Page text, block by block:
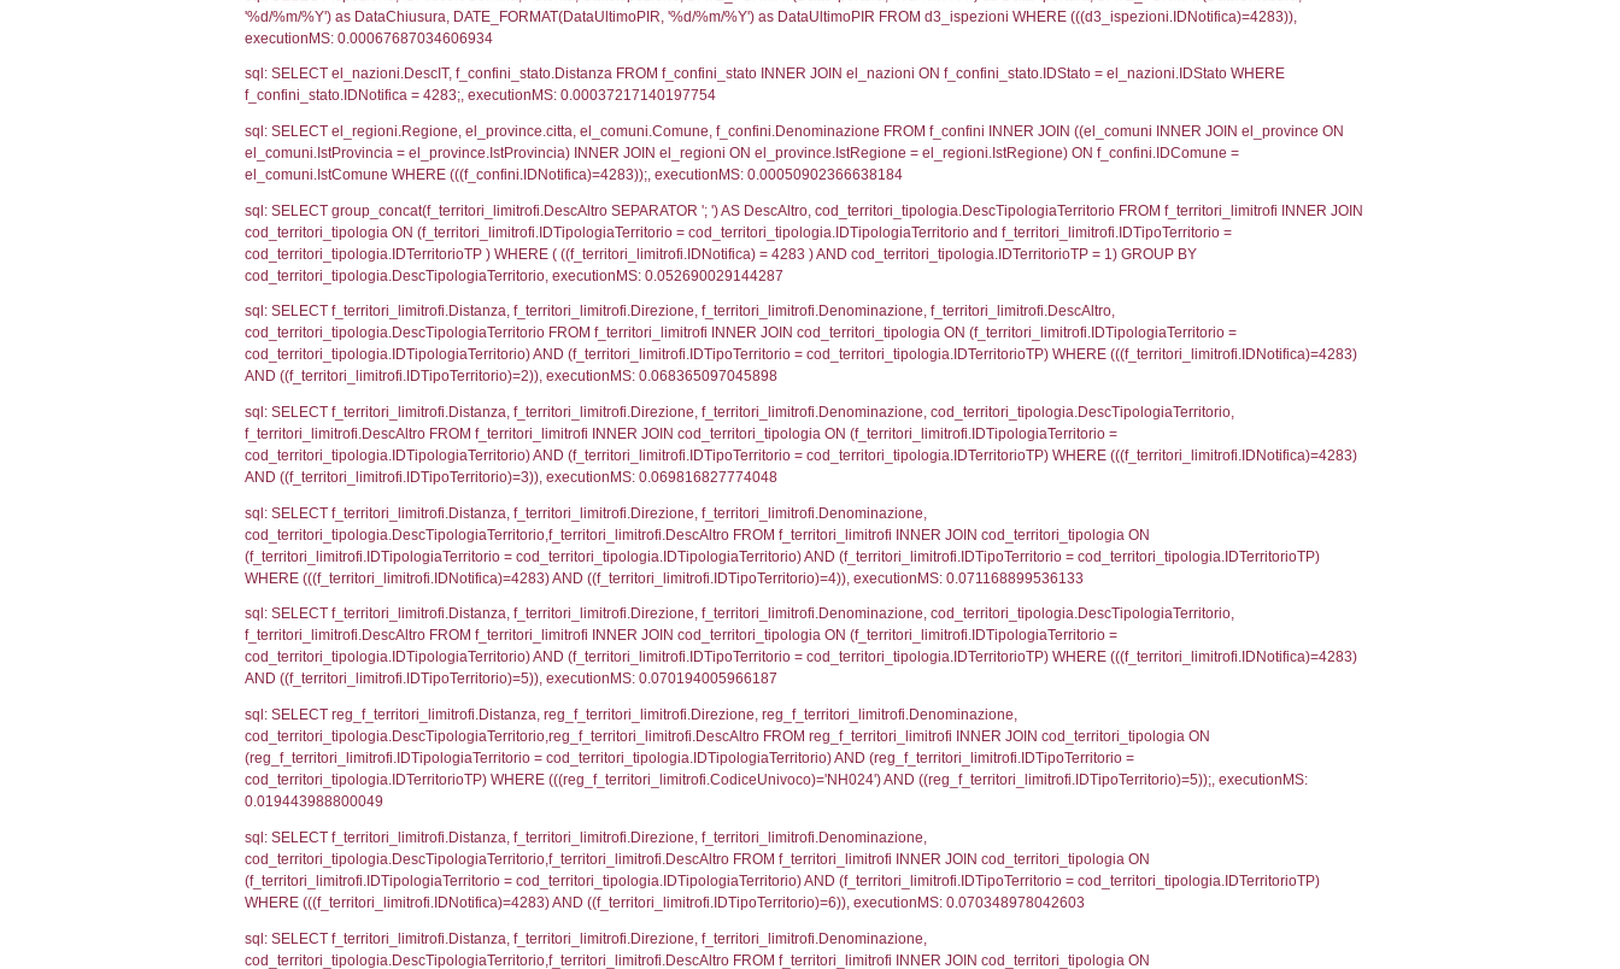
sql: SELECT `tablename`, `userlevelid`, `permission` FROM `userlevelpermissions` WHERE `userlevelid` IN (-2),
sql: SELECT a1.RagioneSociale, el_com.Comune as localita, el_prov.citta AS provincia, DATE(n.DataInvioNotifica) as
n.DataFileNotificaZip FROM notifica n LEFT JOIN infostabilimento i ON i.CodiceUnivoco = n.CodiceUnivoco LEFT JOIN
n.CodiceUnivoco LEFT JOIN el_comuni AS el_com ON a1.ComuneStab = el_com.IstComune LEFT JOIN el_province AS
WHERE n.IDNotifica = 4283;, executionMS: 0.0025849342346191
sql: SELECT a1_stabilimento.*, el_comuni.Comune as ComuneST, el_province.citta as ProvinciaST, el_regioni.Regione
ComuneSL, el_province_1.citta as ProvinciaSL, el_regioni_1.Regione as RegioneSL FROM (((((a1_stabilimento LEFT
el_comuni.IstComune) LEFT JOIN el_province ON a1_stabilimento.ProvinciaStab = el_province.IstProvincia) LEFT JOIN
el_regioni.IstRegione) LEFT JOIN el_comuni AS el_comuni_1 ON a1_stabilimento.IstComuneSL =
a1_stabilimento.IstProvinciaSL = el_province_1.IstProvincia) LEFT JOIN el_regioni AS el_regioni_1 ON
IDNotifica=4283, executionMS: 0.00053811073303223
sql: SELECT a2p.Cognome, a2p.Nome FROM a2_ruolipersonale a2rp INNER JOIN a2_personale a2p ON
(((a2p.IDNotifica)=4283) AND ((a2rp.IDTipoPersonale)=1)), executionMS: 0.0032720565795898
sql: SELECT a2p.Cognome, a2p.Nome FROM a2_ruolipersonale a2rp INNER JOIN a2_personale a2p ON
(((a2p.IDNotifica)=4283) AND ((a2rp.IDTipoPersonale)=3)), executionMS: 0.0024781227111816
sql: SELECT Cognome, Nome FROM reg_a2_ruolipersonale INNER JOIN reg_a2_personale ON
WHERE (((reg_a2_personale.CodiceUnivoco)='NH024') AND ((reg_a2_ruolipersonale.IDTipoPersonale)=3)),
sql: SELECT cod_ipa_aoo.des_amm, d1_controlli.IDEnte, d1_controlli.UntAmmTerr, d1_controlli.UffCompetente,
d1_controlli.Comune, d1_controlli.Via, d1_controlli.Cap, d1_controlli.Email, d1_controlli.Pec FROM cod_ipa_aoo INNER
d1_controlli.UntAmmTerr where IDNotifica=4283, executionMS: 0.021760940551758
sql: SELECT * FROM d2_autorizzazioni WHERE IDNotifica=4283, executionMS: 0.0076138973236084
sql: SELECT Ispezione, IDArticoloComma, Autorita, StatoIspezione, DATE_FORMAT(DataApertura, '%d/%m/%Y') as
executionMS: 0.00067687034606934